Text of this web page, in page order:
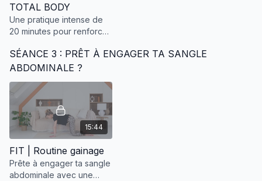
https://open.spotify.com/playlist/5aw8pYtR2LB5GRqmLdoldN?
si=cdda713b009d4a31&nd=1
TOTAL BODY
Une pratique intense de
20 minutes pour renforcer
SÉANCE 3 : PRÊT À ENGAGER TA SANGLE
ABDOMINALE ?
15:44
FIT | Routine gainage
Prête à engager ta sangle
abdominale avec une